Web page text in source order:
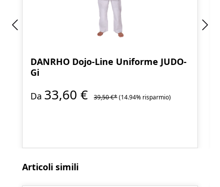
DANRHO Dojo-Line Uniforme JUDO-
Gi
Da 33,60 € 39,50 €*(14.94% risparmio)
Salta la galleria dei prodotti
Articoli simili